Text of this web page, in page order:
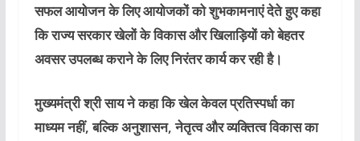
सफल आयोजन के लिए आयोजकों को शुभकामनाएं देते हुए कहा
कि राज्य सरकार खेलों के विकास और खिलाड़ियों को बेहतर
अवसर उपलब्ध कराने के लिए निरंतर कार्य कर रही है।
मुख्यमंत्री श्री साय ने कहा कि खेल केवल प्रतिस्पर्धा का
माध्यम नहीं, बल्कि अनुशासन, नेतृत्व और व्यक्तित्व विकास का